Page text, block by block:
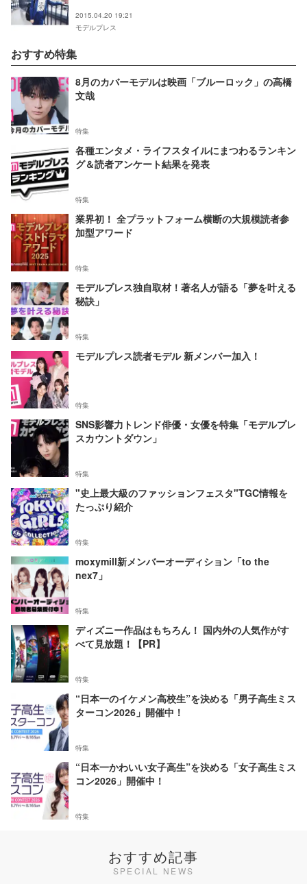
2015.04.20 19:21
モデルプレス
おすすめ特集
8月のカバーモデルは映画「ブルーロック」の高橋
文哉
特集
各種エンタメ・ライフスタイルにまつわるランキン
グ＆読者アンケート結果を発表
特集
業界初！ 全プラットフォーム横断の大規模読者参
加型アワード
特集
モデルプレス独自取材！著名人が語る「夢を叶える
秘訣」
特集
モデルプレス読者モデル 新メンバー加入！
特集
SNS影響力トレンド俳優・女優を特集「モデルプレ
スカウントダウン」
特集
"史上最大級のファッションフェスタ"TGC情報を
たっぷり紹介
特集
moxymill新メンバーオーディション「to the
nex7」
特集
ディズニー作品はもちろん！ 国内外の人気作がす
べて見放題！【PR】
特集
“日本一のイケメン高校生”を決める「男子高生ミス
ターコン2026」開催中！
特集
“日本一かわいい女子高生”を決める「女子高生ミス
コン2026」開催中！
特集
おすすめ記事
SPECIAL NEWS